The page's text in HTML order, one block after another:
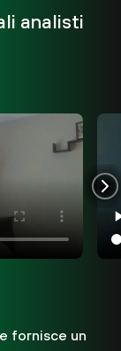
analisti
fornisce un